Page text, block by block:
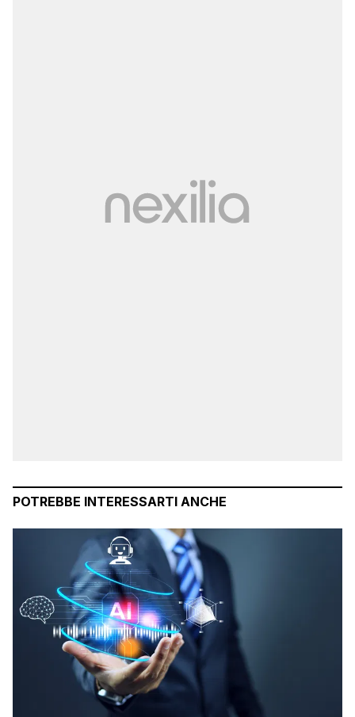
POTREBBE INTERESSARTI ANCHE